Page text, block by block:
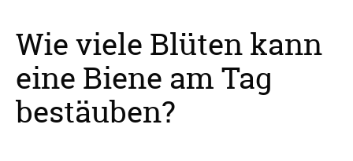
Wie viele Blüten kann
eine Biene am Tag
bestäuben?